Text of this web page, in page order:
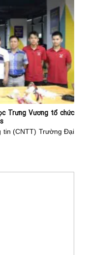
Trưng Vương tổ chức
tin (CNTT) Trường Đại